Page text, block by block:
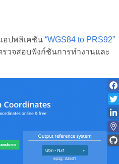
อปพลิเคชัน “WGS84 to PRS92”
วจสอบฟังก์ชันการทำงานและ